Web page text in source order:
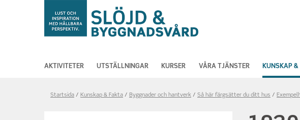
AKTIVITETER UTSTÄLLNINGAR KURSER VÅRA TJÄNSTER KUNSKAP &
Länkstig,
Startsida Kunskap & Fakta Byggnader och hantverk Så här färgsätter du ditt hus